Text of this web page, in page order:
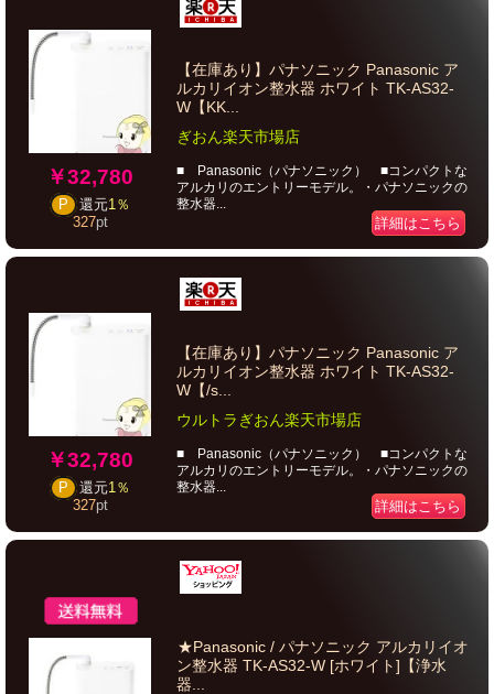
￥32,780
P 還元1％
327pt
【在庫あり】パナソニック Panasonic ア
ルカリイオン整水器 ホワイト TK-AS32-
W【KK...
ぎおん楽天市場店
■ Panasonic（パナソニック） ■コンパクトな
アルカリのエントリーモデル。・パナソニックの
整水器...
詳細はこちら
￥32,780
P 還元1％
327pt
【在庫あり】パナソニック Panasonic ア
ルカリイオン整水器 ホワイト TK-AS32-
W【/s...
ウルトラぎおん楽天市場店
■ Panasonic（パナソニック） ■コンパクトな
アルカリのエントリーモデル。・パナソニックの
整水器...
詳細はこちら
★Panasonic / パナソニック アルカリイオ
ン整水器 TK-AS32-W [ホワイト]【浄水
器...